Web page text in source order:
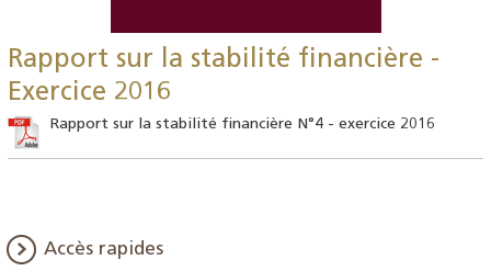
Rapport sur la stabilité financière -
Exercice 2016
Rapport sur la stabilité financière N°4 - exercice 2016
Accès rapides